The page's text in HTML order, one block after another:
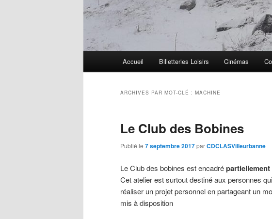
Accueil Billetteries Loisirs Cinémas
ARCHIVES PAR MOT-CLÉ : MACHINE
Le Club des Bobines
Publié le 7 septembre 2017parCDCLASVilleurbanne
Le Club des bobines est encadrépartiellement
Cet atelier est surtout destiné aux personnes
réaliser un projet personnel en partageant un
mis à disposition